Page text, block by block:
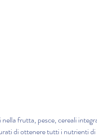
di ottenere tutti i nutrienti